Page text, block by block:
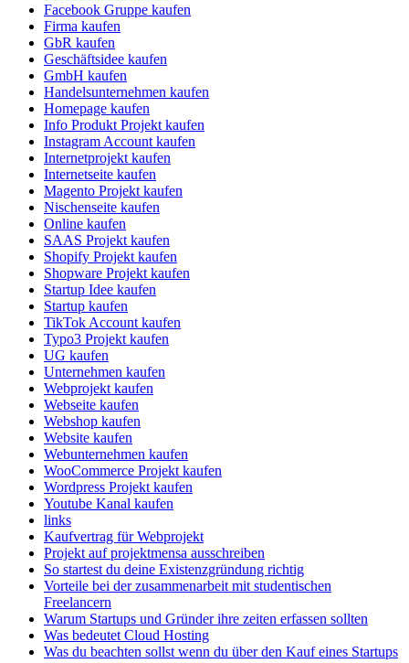
Facebook Gruppe kaufen
Firma kaufen
GbR kaufen
Geschäftsidee kaufen
GmbH kaufen
Handelsunternehmen kaufen
Homepage kaufen
Info Produkt Projekt kaufen
Instagram Account kaufen
Internetprojekt kaufen
Internetseite kaufen
Magento Projekt kaufen
Nischenseite kaufen
Online kaufen
SAAS Projekt kaufen
Shopify Projekt kaufen
Shopware Projekt kaufen
Startup Idee kaufen
Startup kaufen
TikTok Account kaufen
Typo3 Projekt kaufen
UG kaufen
Unternehmen kaufen
Webprojekt kaufen
Webseite kaufen
Webshop kaufen
Website kaufen
Webunternehmen kaufen
WooCommerce Projekt kaufen
Wordpress Projekt kaufen
Youtube Kanal kaufen
links
Kaufvertrag für Webprojekt
Projekt auf projektmensa ausschreiben
So startest du deine Existenzgründung richtig
Vorteile bei der zusammenarbeit mit studentischen
Freelancern
Warum Startups und Gründer ihre zeiten erfassen sollten
Was bedeutet Cloud Hosting
Was du beachten sollst wenn du über den Kauf eines Startups